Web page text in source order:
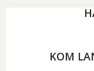
KOM